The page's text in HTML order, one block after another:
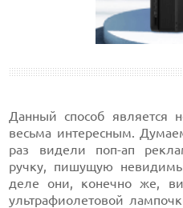
Данный способ является
весьма интересным.
раз видели поп-ап
ручку, пишущую
деле они, конечно же,
ультрафиолетовой